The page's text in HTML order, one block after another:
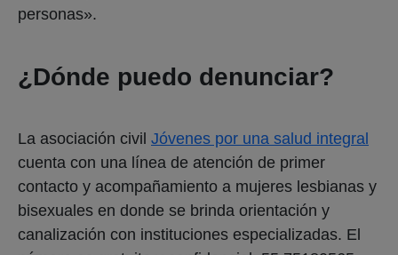
personas».
¿Dónde puedo denunciar?
La asociación civil Jóvenes por una salud integral
cuenta con una línea de atención de primer
contacto y acompañamiento a mujeres lesbianas y
bisexuales en donde se brinda orientación y
canalización con instituciones especializadas. El